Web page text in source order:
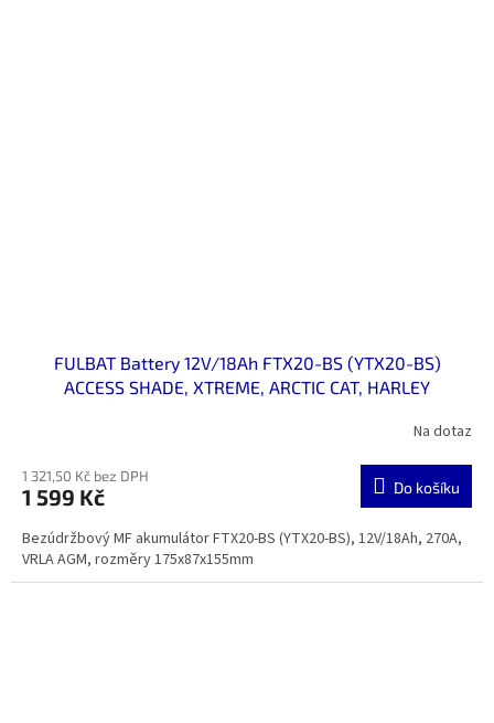
FULBAT Battery 12V/18Ah FTX20-BS (YTX20-BS)
ACCESS SHADE, XTREME, ARCTIC CAT, HARLEY
Na dotaz
1 321,50 Kč bez DPH
1 599 Kč Do košíku
Bezúdržbový MF akumulátor FTX20-BS (YTX20-BS), 12V/18Ah, 270A,
VRLA AGM, rozměry 175x87x155mm